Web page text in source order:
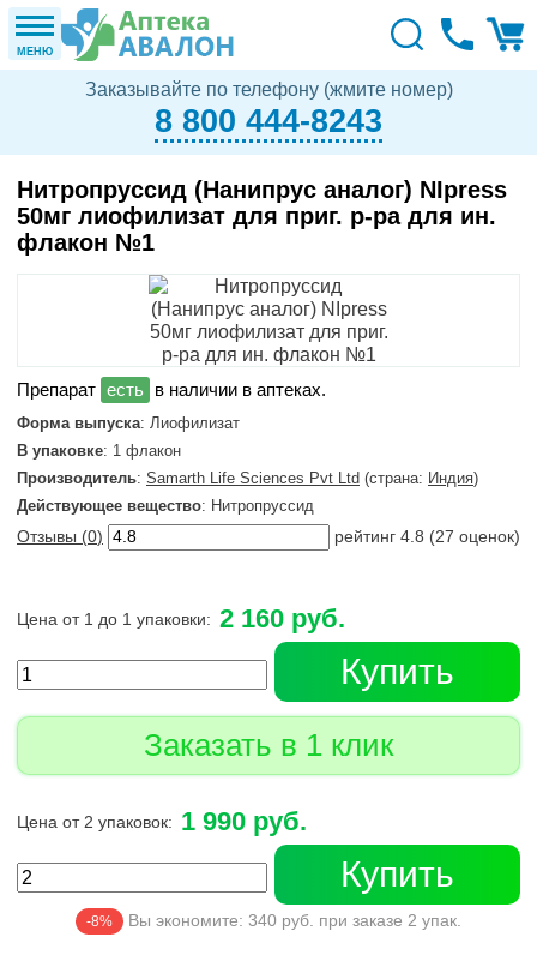
МЕНЮ
Заказывайте по телефону (жмите номер)
8 800 444-8243
Нитропруссид (Нанипрус аналог) NIpress
50мг лиофилизат для приг. р-ра для ин.
флакон №1
в наличии в аптеках.
Форма выпуска: Лиофилизат
В упаковке: 1 флакон
Производитель: Samarth Life Sciences Pvt Ltd (страна: Индия)
Действующее вещество: Нитропруссид
Отзывы (0) рейтинг 4.8 (27 оценок)
Цена от 1 до 1 упаковки: 2 160 руб.
Купить
Заказать в 1 клик
Цена от 2 упаковок: 1 990 руб.
Купить
-8% Вы экономите: 340 руб. при заказе 2 упак.